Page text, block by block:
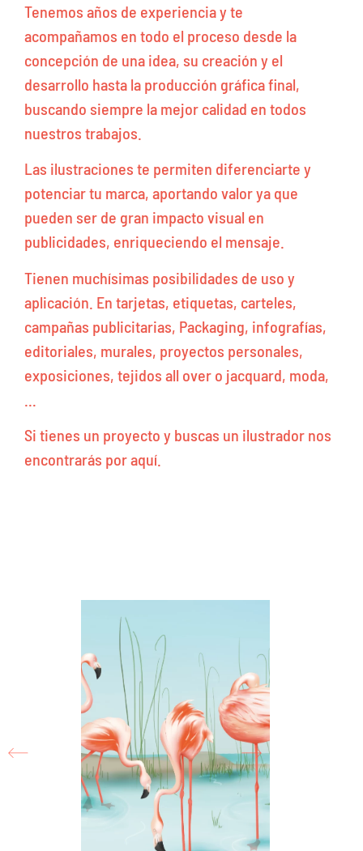
Tenemos años de experiencia y te
acompañamos en todo el proceso desde la
concepción de una idea, su creación y el
desarrollo hasta la producción gráfica final,
buscando siempre la mejor calidad en todos
nuestros trabajos.
Las ilustraciones te permiten diferenciarte y
potenciar tu marca, aportando valor ya que
pueden ser de gran impacto visual en
publicidades, enriqueciendo el mensaje.
Tienen muchísimas posibilidades de uso y
aplicación. En tarjetas, etiquetas, carteles,
campañas publicitarias, Packaging, infografías,
editoriales, murales, proyectos personales,
exposiciones, tejidos all over o jacquard, moda,
Si tienes un proyecto y buscas un ilustrador nos
encontrarás por aquí.